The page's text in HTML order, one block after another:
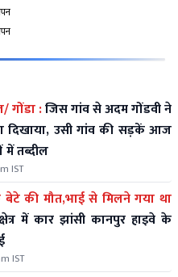
परसपुर/करनैलगंज/ गोंडा :जिस गांव से अदम गोंडवी ने
दिखाया, उसी गांव की सड़कें आज
में तब्दील
IST
की मौत,भाई से मिलने गया था
में कार झांसी कानपुर हाइवे के
IST